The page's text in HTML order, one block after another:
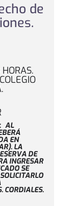
de
AL
EN
LA
DE
INGRESAR
SE
CORDIALES.